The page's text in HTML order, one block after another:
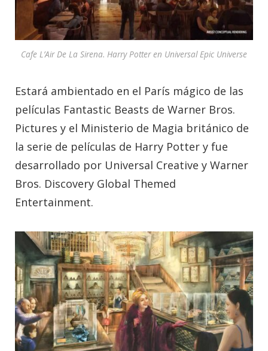
Cafe L’Air De La Sirena. Harry Potter en Universal Epic Universe
Estará ambientado en el París mágico de las
películas Fantastic Beasts de Warner Bros.
Pictures y el Ministerio de Magia británico de
la serie de películas de Harry Potter y fue
desarrollado por Universal Creative y Warner
Bros. Discovery Global Themed
Entertainment.